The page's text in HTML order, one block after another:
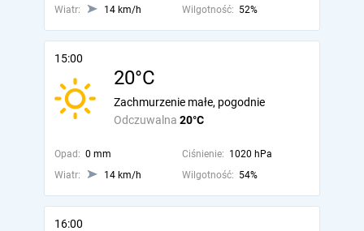
Wiatr:
14 km/h Wilgotność: 52%
15:00
20°C
Odczuwalna 20°C
Zachmurzenie małe, pogodnie
Opad: 0 mm Ciśnienie: 1020 hPa
Wiatr:
14 km/h Wilgotność: 54%
16:00